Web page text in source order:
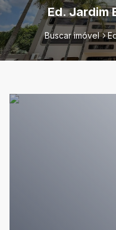
Ed. Jardim
Buscar imóvel